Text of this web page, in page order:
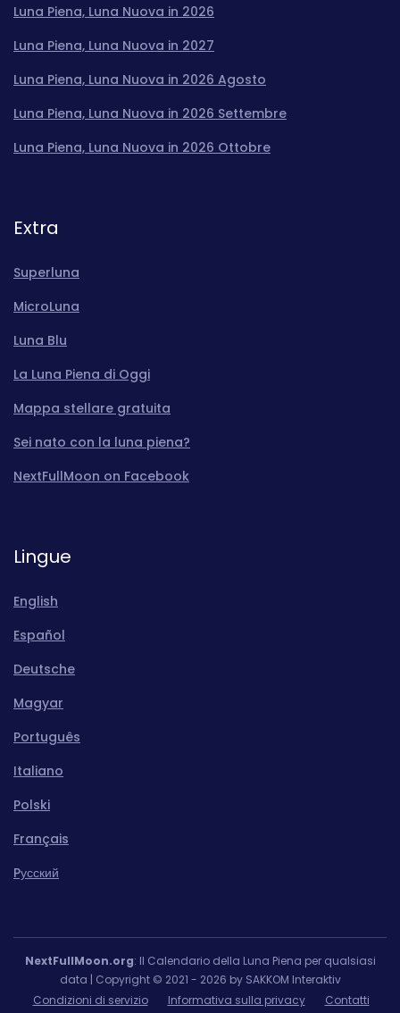
Luna Piena, Luna Nuova in 2026
Luna Piena, Luna Nuova in 2027
Luna Piena, Luna Nuova in 2026 Agosto
Luna Piena, Luna Nuova in 2026 Settembre
Luna Piena, Luna Nuova in 2026 Ottobre
Extra
Superluna
MicroLuna
Luna Blu
La Luna Piena di Oggi
Mappa stellare gratuita
Sei nato con la luna piena?
NextFullMoon on Facebook
Lingue
English
Español
Deutsche
Magyar
Português
Italiano
Polski
Français
Pусский
NextFullMoon.org: Il Calendario della Luna Piena per qualsiasi
data | Copyright © 2021 - 2026 by SAKKOM Interaktiv
Condizioni di servizio
Informativa sulla privacy Contatti